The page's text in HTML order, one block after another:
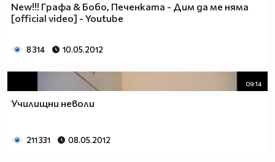
New!!! Графа & Бобо, Печенката - Дим да ме няма
[official video] - Youtube
8 314 10.05.2012
09:14
Училищни неволи
211 331 08.05.2012